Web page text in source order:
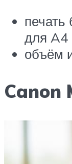
печать
для A4
объём
Canon